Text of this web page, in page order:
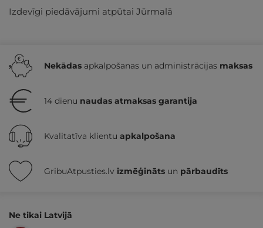
Izdevīgi piedāvājumi atpūtai Jūrmalā
Nekādas apkalpošanas un administrācijas maksas
14 dienu naudas atmaksas garantija
Kvalitatīva klientu apkalpošana
GribuAtpusties.lv izmēģināts un pārbaudīts
Ne tikai Latvijā